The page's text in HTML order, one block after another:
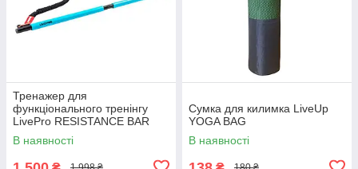
Тренажер для
функціонального тренінгу
LivePro RESISTANCE BAR
SET
В наявності
Сумка для килимка LiveUp
YOGA BAG
В наявності